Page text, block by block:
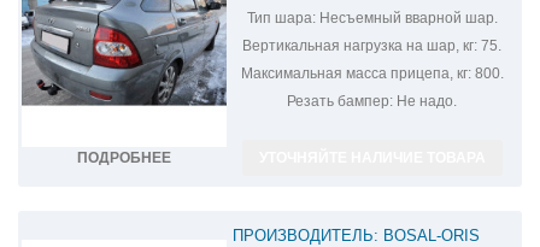
ПОДРОБНЕЕ
Тип шара:Несъемный вварной шар.
Вертикальная нагрузка на шар, кг: 75.
Максимальная масса прицепа, кг:800.
Резать бампер: Не надо.
ПРОИЗВОДИТЕЛЬ: BOSAL-ORIS